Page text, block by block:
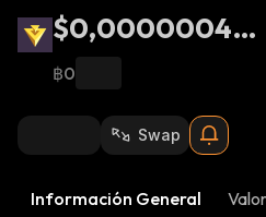
$0,000000499
2
฿0
Swap
Información General